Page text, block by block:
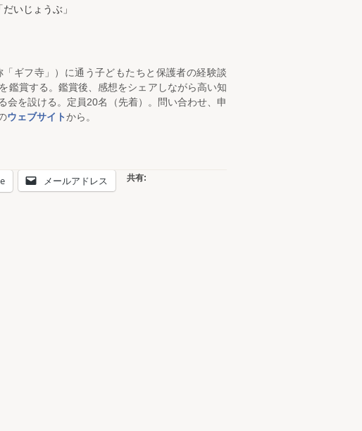
いじょうぶ」
ギフ寺」）に通う子どもたちと保護者の経験談
鑑賞する。鑑賞後、感想をシェアしながら高い知
会を設ける。定員20名（先着）。問い合わせ、申
ウェブサイトから。
共有:
メールアドレス